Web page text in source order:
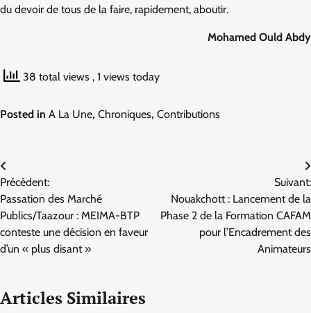
du devoir de tous de la faire, rapidement, aboutir.
Mohamed Ould Abdy
38 total views , 1 views today
Posted in A La Une, Chroniques, Contributions
Navigation
de
l’article
Précèdent:
Passation des Marché
Publics/Taazour : MEIMA-BTP
conteste une décision en faveur
d’un « plus disant »
Suivant:
Nouakchott : Lancement de la
Phase 2 de la Formation CAFAM
pour l’Encadrement des
Animateurs
Articles Similaires